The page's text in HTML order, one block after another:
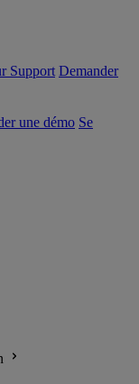
Support Demander
une démo Se